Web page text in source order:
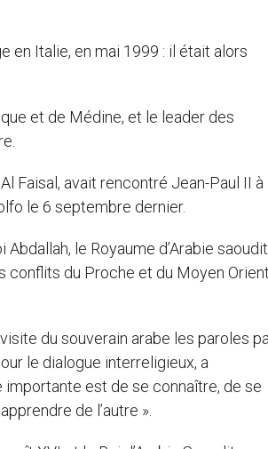
en Italie, en mai 1999 : il était alors
et de Médine, et le leader des
Faisal, avait rencontré Jean-Paul II à
le 6 septembre dernier.
le Royaume d’Arabie
conflits du Proche et du Moyen Orient
du souverain arabe les paroles
le dialogue interreligieux, a
est de se connaître, de se
de l’autre ».